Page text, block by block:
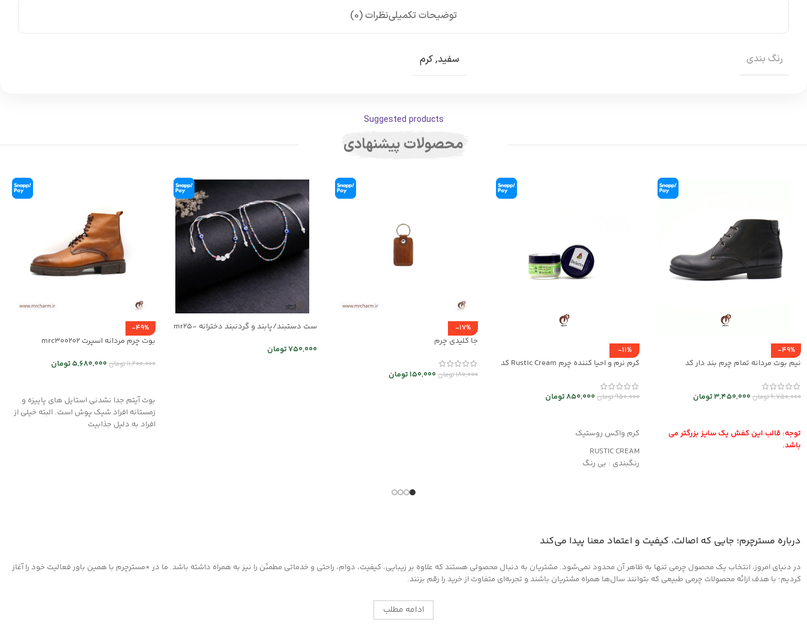
توضیحات تکمیلینظرات (0)
رنگ بندی سفید,کرم
Suggested products
محصولات پیشنهادی
-49%
نیم بوت مردانه تمام چرم بند دار کد
6,750,000تومان3,450,000تومان
توجه: قالب این کفش یک سایز بزرگتر می
باشد.
-11%
کرم نرم و احیا کننده چرم Rustic Cream کد
950,000تومان850,000تومان
کرم واکس روستیک
RUSTIC CREAM
رنگبندی : بی رنگ
-17%
جا کلیدی چرم
180,000تومان150,000تومان
ست دستبند/پابند و گردنبند دخترانه mr25-
750,000تومان
-49%
بوت چرم مردانه اسپرت mrc300202
11,200,000تومان5,680,000تومان
بوت آیتم جدا نشدنی استایل های پاییزه و
زمستانه افراد شیک پوش است. البته خیلی از
افراد به دلیل جذابیت
درباره مسترچرم؛ جایی که اصالت، کیفیت و اعتماد معنا پیدا می‌کند
در دنیای امروز، انتخاب یک محصول چرمی تنها به ظاهر آن محدود نمی‌شود. مشتریان به دنبال محصولی هستند که علاوه بر زیبایی، کیفیت، دوام، راحتی و خدماتی مطمئن را نیز به همراه داشته باشد. ما در *مسترچرم با همین باور فعالیت خود را آغاز
کردیم؛ با هدف ارائه محصولات چرمی طبیعی که بتوانند سال‌ها همراه مشتریان باشند و تجربه‌ای متفاوت از خرید را رقم بزنند.
ادامه مطلب